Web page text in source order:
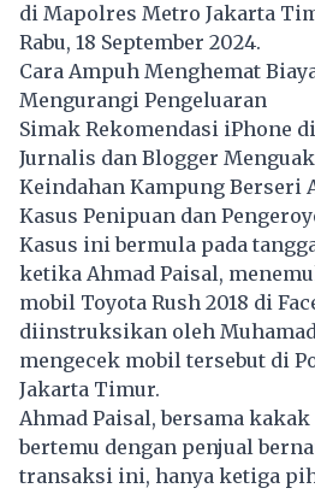
di Mapolres Metro Jakarta
Rabu, 18 September 2024.
Cara Ampuh Menghemat
Mengurangi Pengeluaran
Simak Rekomendasi iPhone di
Jurnalis dan Blogger
Keindahan Kampung Berseri
Kasus Penipuan dan
Kasus ini bermula pada
ketika Ahmad Paisal,
mobil Toyota Rush 2018 di
diinstruksikan oleh
mengecek mobil tersebut di
Jakarta Timur.
Ahmad Paisal, bersama
bertemu dengan penjual
transaksi ini, hanya ketiga